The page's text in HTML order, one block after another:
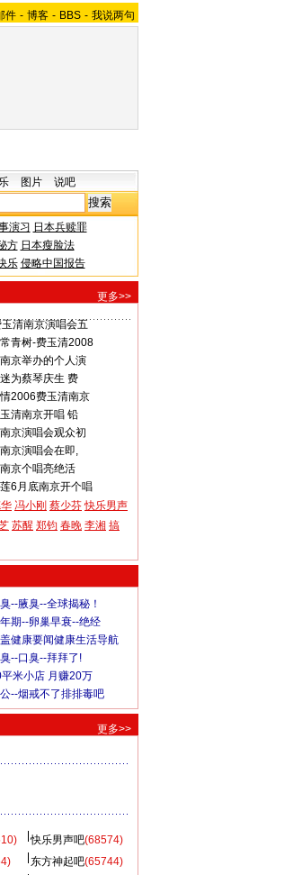
件 - 博客 - BBS - 我说两句
图片 说吧
演习 日本兵赎罪
方 日本瘦脸法
乐 侵略中国报告
更多>>
清南京演唱会五
青树-费玉清2008
京举办的个人演
为蔡琴庆生 费
2006费玉清南京
清南京开唱 铅
京演唱会观众初
京演唱会在即,
京个唱亮绝活
6月底南京开个唱
冯小刚 蔡少芬 快乐男声
苏醒 郑钧 春晚 李湘 搞
--腋臭--全球揭秘！
期--卵巢早衰--绝经
健康要闻健康生活导航
--口臭--拜拜了!
平米小店 月赚20万
--烟戒不了排排毒吧
更多>>
快乐男声吧(68574)
东方神起吧(65744)